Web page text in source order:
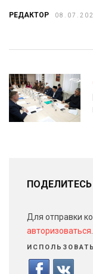
РЕДАКТОР
Для отправки
авторизоваться